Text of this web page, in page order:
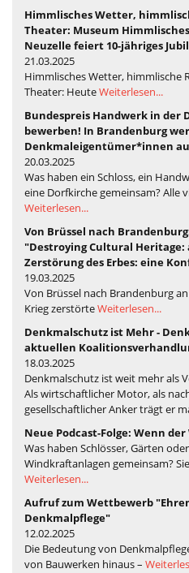
Himmlisches Wetter,
Theater: Museum
Neuzelle feiert 10-jähriges
21.03.2025
Himmlisches Wetter, himmlische
Theater: HeuteWeiterlesen...
Bundespreis Handwerk in der
bewerben! In Brandenburg
Denkmaleigentümer*innen
20.03.2025
Was haben ein Schloss, ein
eine Dorfkirche gemeinsam? Alle
Weiterlesen...
Von Brüssel nach
"Destroying Cultural Heritage:
Zerstörung des Erbes: eine
19.03.2025
Von Brüssel nach Brandenburg
Krieg zerstörteWeiterlesen...
Denkmalschutz ist Mehr -
aktuellen
18.03.2025
Denkmalschutz ist weit mehr als
Als wirtschaftlicher Motor, als
gesellschaftlicher Anker trägt er
Neue Podcast-Folge: Wenn
Was haben Schlösser, Gärten
Windkraftanlagen gemeinsam?
Weiterlesen...
Aufruf zum Wettbewerb
Denkmalpflege"
12.02.2025
Die Bedeutung von
von Bauwerken hinaus –